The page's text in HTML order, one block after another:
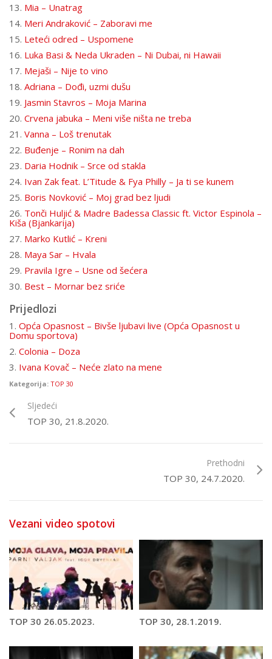
13. Mia – Unatrag
14. Meri Andraković – Zaboravi me
15. Leteći odred – Uspomene
16. Luka Basi & Neda Ukraden – Ni Dubai, ni Hawaii
17. Mejaši – Nije to vino
18. Adriana – Dođi, uzmi dušu
19. Jasmin Stavros – Moja Marina
20. Crvena jabuka – Meni više ništa ne treba
21. Vanna – Loš trenutak
22. Buđenje – Ronim na dah
23. Daria Hodnik – Srce od stakla
24. Ivan Zak feat. L’Titude & Fya Philly – Ja ti se kunem
25. Boris Novković – Moj grad bez ljudi
26. Tonči Huljić & Madre Badessa Classic ft. Victor Espinola –
Kiša (Bjankarija)
27. Marko Kutlić – Kreni
28. Maya Sar – Hvala
29. Pravila Igre – Usne od šećera
30. Best – Mornar bez sriće
Prijedlozi
1. Opća Opasnost – Bivše ljubavi live (Opća Opasnost u
Domu sportova)
2. Colonia – Doza
3. Ivana Kovač – Neće zlato na mene
Kategorija: TOP 30
Sljedeći
TOP 30, 21.8.2020.
Prethodni
TOP 30, 24.7.2020.
Vezani video spotovi
TOP 30 26.05.2023. TOP 30, 28.1.2019.